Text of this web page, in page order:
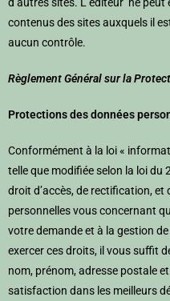
contenus des sites auxquels il
aucun contrôle.
Règlement Général sur la
Protections des données
Conformément à la loi «
telle que modifiée selon la loi du
droit d’accès, de rectification, et
personnelles vous concernant
votre demande et à la gestion
exercer ces droits, il vous suffit
nom, prénom, adresse postale
satisfaction dans les meilleurs